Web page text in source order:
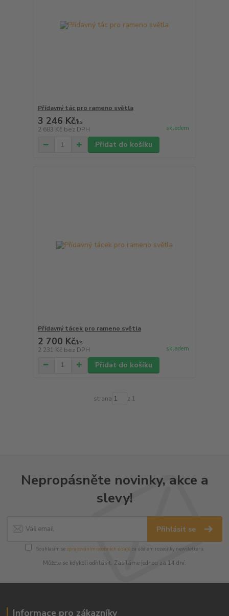
Přídavný tác pro rameno světla
3 246 Kč/ks
2 683 Kč bez DPH skladem
Přidat do košíku
Přídavný tácek pro rameno světla
2 700 Kč/ks
2 231 Kč bez DPH skladem
Přidat do košíku
strana z 1
Nepropásněte novinky, akce a
slevy!
Přihlásit se
Souhlasím se zpracováním osobních údajůza účelem rozesílky newsletteru.
Můžete se kdykoli odhlásit. Zasíláme jednou za 14 dní.
Informace pro zákazníky